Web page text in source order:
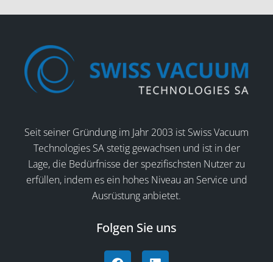
Seit seiner Gründung im Jahr 2003 ist Swiss Vacuum
Technologies SA stetig gewachsen und ist in der
Lage, die Bedürfnisse der spezifischsten Nutzer zu
erfüllen, indem es ein hohes Niveau an Service und
Ausrüstung anbietet.
Folgen Sie uns